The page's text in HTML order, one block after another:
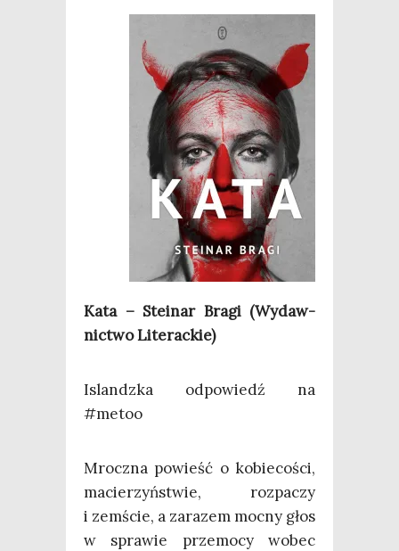
Kata – Ste­inar Bra­gi (Wydaw­
nic­two Literackie)
Islandz­ka odpo­wiedź na
#metoo
Mrocz­na powieść o kobie­co­ści,
macie­rzyń­stwie, roz­pa­czy
i zemście, a zara­zem moc­ny głos
w spra­wie prze­mo­cy wobec